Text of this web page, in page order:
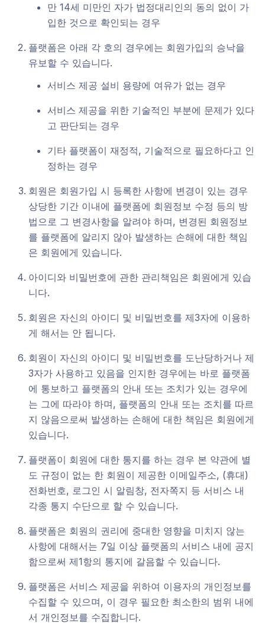
만 14세 미만인 자가 법정대리인의 동의 없이 가
입한 것으로 확인되는 경우
플랫폼은 아래 각 호의 경우에는 회원가입의 승낙을
유보할 수 있습니다.
서비스 제공 설비 용량에 여유가 없는 경우
서비스 제공을 위한 기술적인 부분에 문제가 있다
고 판단되는 경우
기타 플랫폼이 재정적, 기술적으로 필요하다고 인
정하는 경우
회원은 회원가입 시 등록한 사항에 변경이 있는 경우
상당한 기간 이내에 플랫폼에 회원정보 수정 등의 방
법으로 그 변경사항을 알려야 하며, 변경된 회원정보
를 플랫폼에 알리지 않아 발생하는 손해에 대한 책임
은 회원에게 있습니다.
아이디와 비밀번호에 관한 관리책임은 회원에게 있습
니다.
회원은 자신의 아이디 및 비밀번호를 제3자에 이용하
게 해서는 안 됩니다.
회원이 자신의 아이디 및 비밀번호를 도난당하거나 제
3자가 사용하고 있음을 인지한 경우에는 바로 플랫폼
에 통보하고 플랫폼의 안내 또는 조치가 있는 경우에
는 그에 따라야 하며, 플랫폼의 안내 또는 조치를 따르
지 않음으로써 발생하는 손해에 대한 책임은 회원에게
있습니다.
플랫폼이 회원에 대한 통지를 하는 경우 본 약관에 별
도 규정이 없는 한 회원이 제공한 이메일주소, (휴대)
전화번호, 로그인 시 알림창, 전자쪽지 등 서비스 내
각종 통지 수단으로 할 수 있습니다.
플랫폼은 회원의 권리에 중대한 영향을 미치지 않는
사항에 대해서는 7일 이상 플랫폼의 서비스 내에 공지
함으로써 제1항의 통지에 갈음할 수 있습니다.
플랫폼은 서비스 제공을 위하여 이용자의 개인정보를
수집할 수 있으며, 이 경우 필요한 최소한의 범위 내에
서 개인정보를 수집합니다.